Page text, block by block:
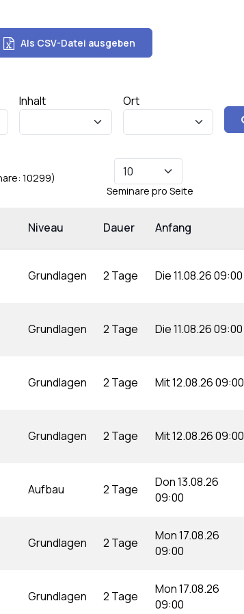
Als CSV-Datei ausgeben
Inhalt Ort
10299)
Seminare pro Seite
Niveau Dauer Anfang
Grundlagen 2 Tage Die 11.08.26 09:00
Grundlagen 2 Tage Die 11.08.26 09:00
Grundlagen 2 Tage Mit 12.08.26 09:00
Grundlagen 2 Tage Mit 12.08.26 09:00
Aufbau 2 Tage
Don 13.08.26
09:00
Grundlagen 2 Tage
Mon 17.08.26
09:00
Grundlagen 2 Tage
Mon 17.08.26
09:00